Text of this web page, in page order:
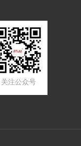
关注公众号